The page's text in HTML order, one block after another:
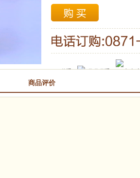
QQ联系： 旺旺联系：
商品评价